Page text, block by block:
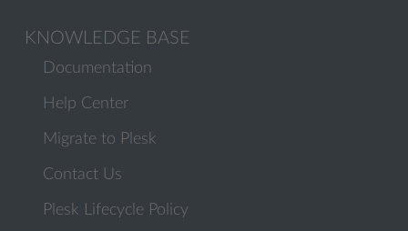
KNOWLEDGE BASE
Documentation
Help Center
Migrate to Plesk
Contact Us
Plesk Lifecycle Policy